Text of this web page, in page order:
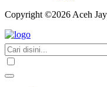
Copyright ©2026 Aceh